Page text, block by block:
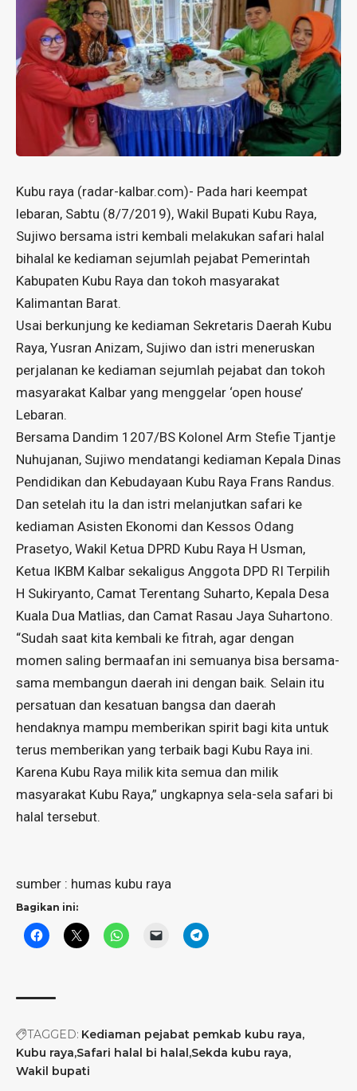
Kubu raya (radar-kalbar.com)- Pada hari keempat
lebaran, Sabtu (8/7/2019), Wakil Bupati Kubu Raya,
Sujiwo bersama istri kembali melakukan safari halal
bihalal ke kediaman sejumlah pejabat Pemerintah
Kabupaten Kubu Raya dan tokoh masyarakat
Kalimantan Barat.
Usai berkunjung ke kediaman Sekretaris Daerah Kubu
Raya, Yusran Anizam, Sujiwo dan istri meneruskan
perjalanan ke kediaman sejumlah pejabat dan tokoh
masyarakat Kalbar yang menggelar ‘open house’
Lebaran.
Bersama Dandim 1207/BS Kolonel Arm Stefie Tjantje
Nuhujanan, Sujiwo mendatangi kediaman Kepala Dinas
Pendidikan dan Kebudayaan Kubu Raya Frans Randus.
Dan setelah itu Ia dan istri melanjutkan safari ke
kediaman Asisten Ekonomi dan Kessos Odang
Prasetyo, Wakil Ketua DPRD Kubu Raya H Usman,
Ketua IKBM Kalbar sekaligus Anggota DPD RI Terpilih
H Sukiryanto, Camat Terentang Suharto, Kepala Desa
Kuala Dua Matlias, dan Camat Rasau Jaya Suhartono.
“Sudah saat kita kembali ke fitrah, agar dengan
momen saling bermaafan ini semuanya bisa bersama-
sama membangun daerah ini dengan baik. Selain itu
persatuan dan kesatuan bangsa dan daerah
hendaknya mampu memberikan spirit bagi kita untuk
terus memberikan yang terbaik bagi Kubu Raya ini.
Karena Kubu Raya milik kita semua dan milik
masyarakat Kubu Raya,” ungkapnya sela-sela safari bi
halal tersebut.
sumber : humas kubu raya
Bagikan ini:
TAGGED: Kediaman pejabat pemkab kubu raya
Kubu raya Safari halal bi halal Sekda kubu raya
Wakil bupati